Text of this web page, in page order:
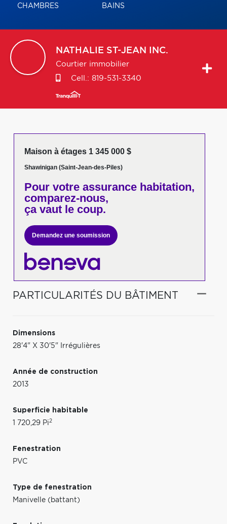
CHAMBRES
BAINS
NATHALIE ST-JEAN INC.
Courtier immobilier
Cell.: 819-531-3340
Maison à étages 1 345 000 $
Shawinigan (Saint-Jean-des-Piles)
Pour votreassurance habitation,
comparez-nous,
ça vaut le coup.
Demandez une soumission
PARTICULARITÉS DU BÂTIMENT
Dimensions
28'4" X 30'5" Irrégulières
Année de construction
2013
Superficie habitable
1 720,29 Pi2
Fenestration
PVC
Type de fenestration
Manivelle (battant)